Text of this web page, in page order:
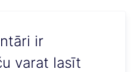
ir
varat lasīt